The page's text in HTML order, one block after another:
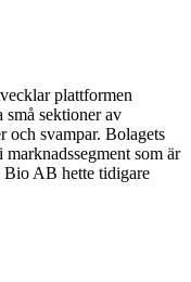
plattformen
små sektioner av
och svampar. Bolagets
som är
AB hette tidigare